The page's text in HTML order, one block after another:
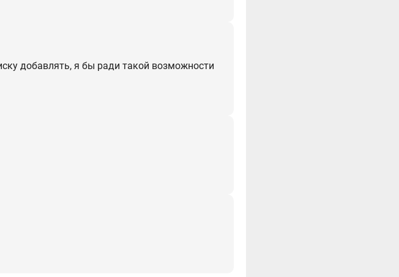
добавлять, я бы ради такой возможности